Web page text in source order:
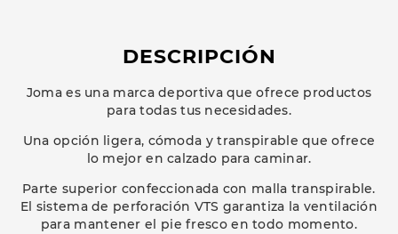
DESCRIPCIÓN
Joma es una marca deportiva que ofrece productos
para todas tus necesidades.
Una opción ligera, cómoda y transpirable que ofrece
lo mejor en calzado para caminar.
Parte superior confeccionada con malla transpirable.
El sistema de perforación VTS garantiza la ventilación
para mantener el pie fresco en todo momento.